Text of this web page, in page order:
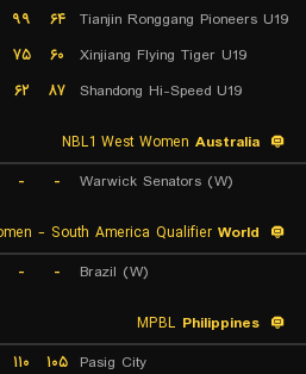
Tianjin Ronggang Pioneers U19
۶۴ ۹۹
Xinjiang Flying Tiger U19
۶۰ ۷۵
Shandong Hi-Speed U19
۸۷ ۶۲
Australia
Warwick Senators (W)
-
-
World
Brazil (W)
-
-
Philippines
Pasig City ۱۰۵ ۱۱۰